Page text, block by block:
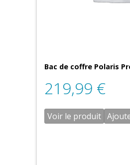
Bac de coffre Polaris
219,99 €
Voir le produit